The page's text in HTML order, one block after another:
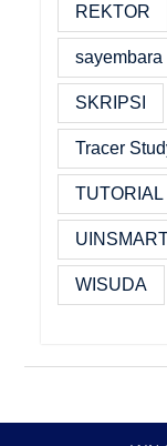
REKTOR
sayembara
SKRIPSI
Tracer
TUTORIAL
WISUDA